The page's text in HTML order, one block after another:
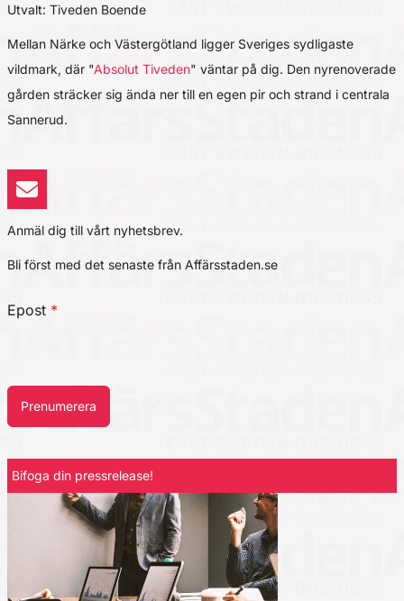
Utvalt: Tiveden Boende
Mellan Närke och Västergötland ligger Sveriges sydligaste
vildmark, där "Absolut Tiveden" väntar på dig. Den nyrenoverade
gården sträcker sig ända ner till en egen pir och strand i centrala
Sannerud.
Anmäl dig till vårt nyhetsbrev.
Bli först med det senaste från Affärsstaden.se
Epost *
Prenumerera
Bifoga din pressrelease!